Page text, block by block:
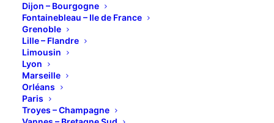
Dijon – Bourgogne
Fontainebleau – Ile de France
Grenoble
Lille – Flandre
Limousin
Lyon
Marseille
Orléans
Paris
Troyes – Champagne
Ce contenu est protégé par un mot de passe. Pour
le voir, veuillez saisir votre mot de passe ci-